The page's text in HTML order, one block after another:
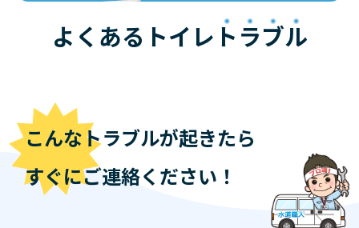
よくあるトイレ トラブル
こんなトラブルが起きたら
すぐにご連絡ください！